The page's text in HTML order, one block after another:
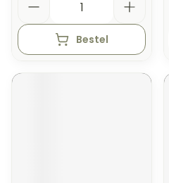
Bestel